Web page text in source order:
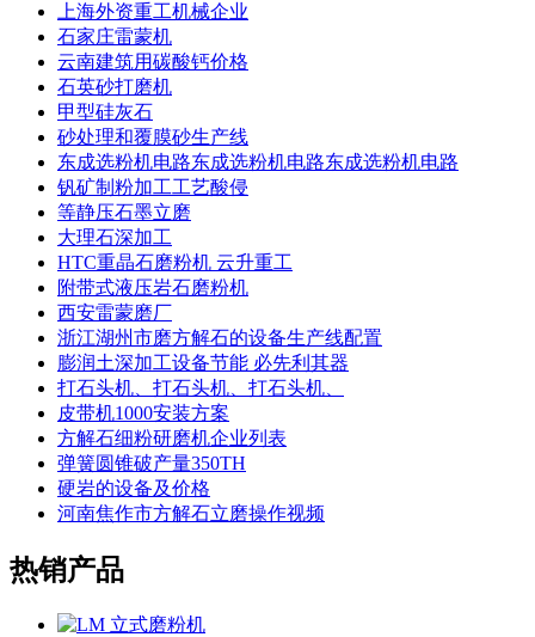
上海外资重工机械企业
石家庄雷蒙机
云南建筑用碳酸钙价格
石英砂打磨机
甲型硅灰石
砂处理和覆膜砂生产线
东成选粉机电路东成选粉机电路东成选粉机电路
钒矿制粉加工工艺酸侵
等静压石墨立磨
大理石深加工
HTC重晶石磨粉机 云升重工
附带式液压岩石磨粉机
西安雷蒙磨厂
浙江湖州市磨方解石的设备生产线配置
膨润土深加工设备节能 必先利其器
打石头机、打石头机、打石头机、
皮带机1000安装方案
方解石细粉研磨机企业列表
弹簧圆锥破产量350TH
硬岩的设备及价格
河南焦作市方解石立磨操作视频
热销产品